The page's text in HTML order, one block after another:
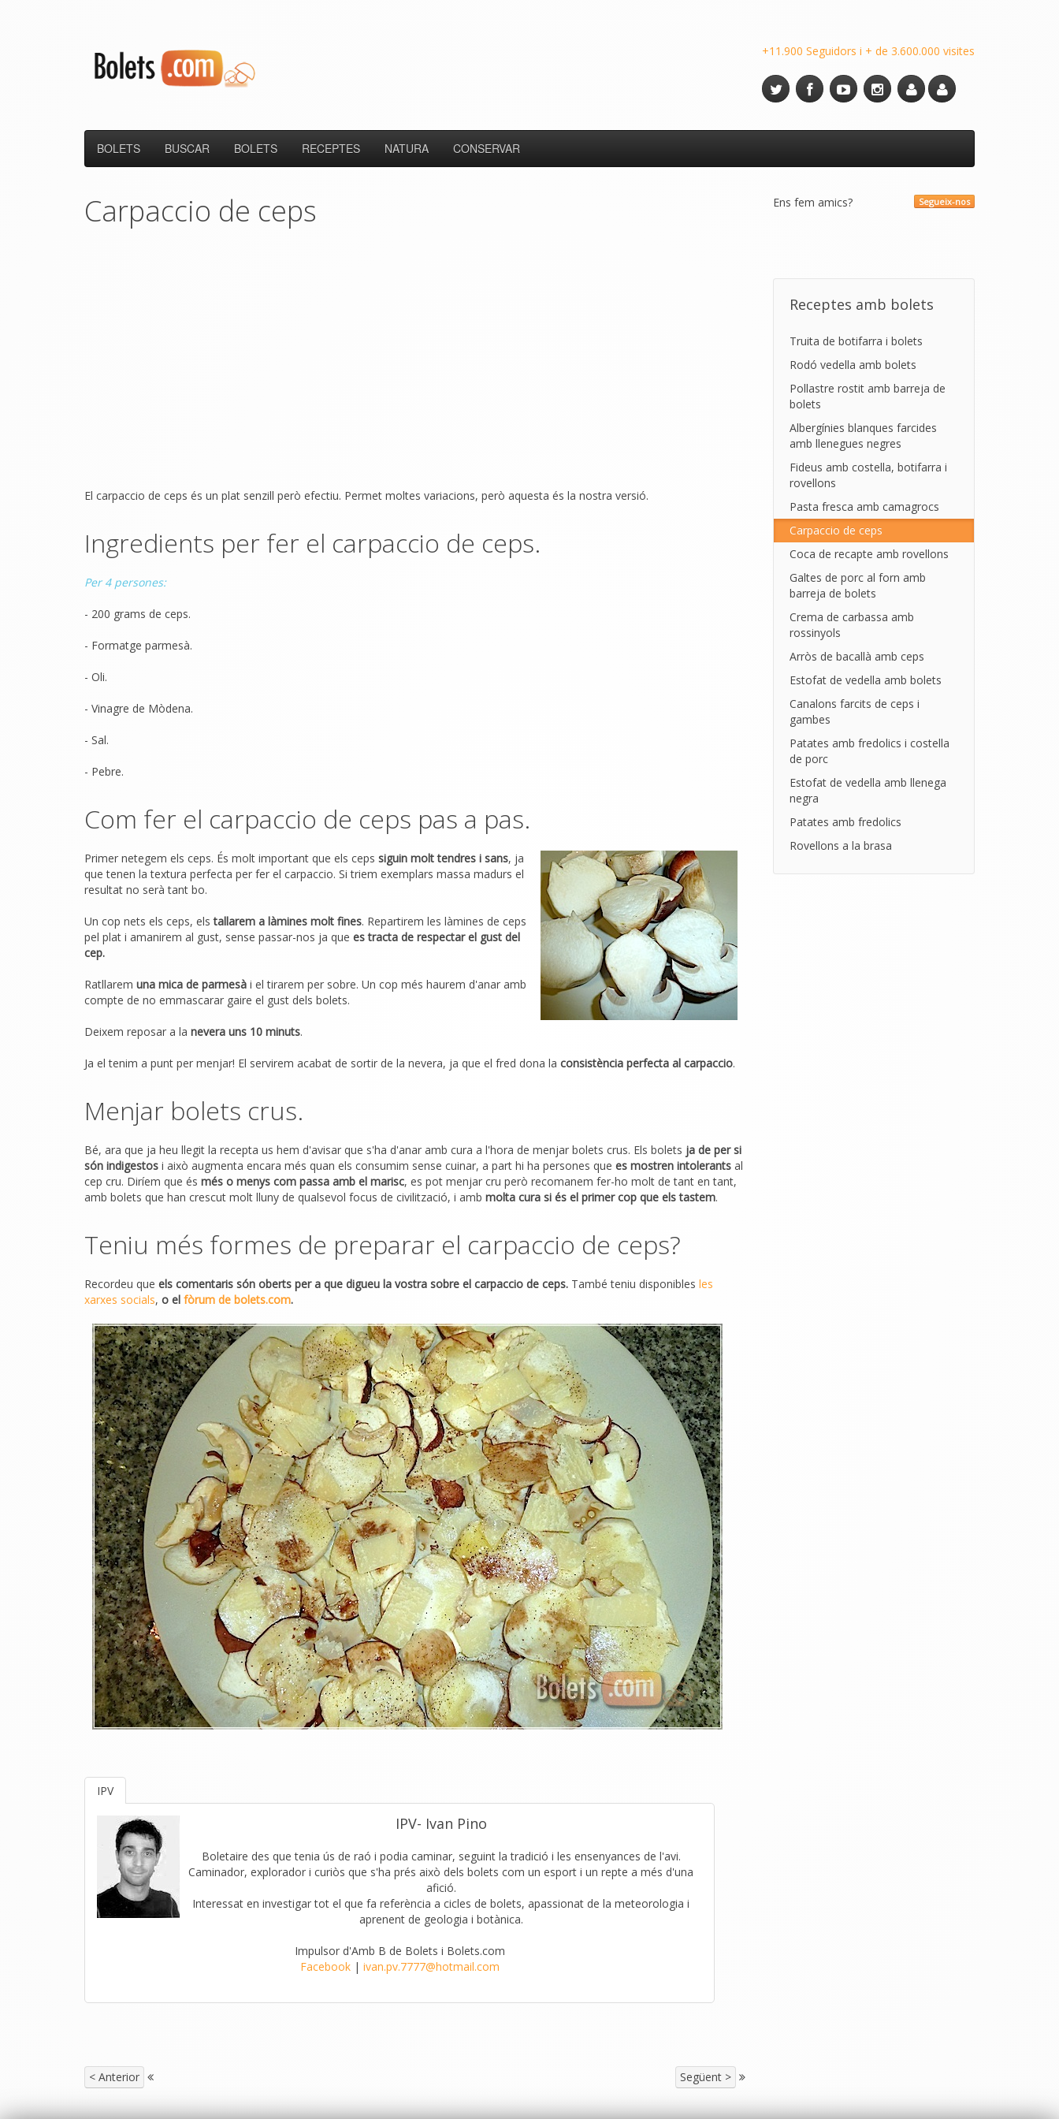
+11.900 Seguidors i + de 3.600.000 visites
BOLETS BUSCAR BOLETS RECEPTES NATURA CONSERVAR
Carpaccio de ceps
El carpaccio de ceps és un plat senzill però efectiu. Permet moltes variacions, però aquesta és la nostra versió.
Ingredients per fer el carpaccio de ceps.
Per 4 persones:
- 200 grams de ceps.
- Formatge parmesà.
- Oli.
- Vinagre de Mòdena.
- Sal.
- Pebre.
Com fer el carpaccio de ceps pas a pas.
Primer netegem els ceps. És molt important que els ceps siguin molt tendres i sans, ja
que tenen la textura perfecta per fer el carpaccio. Si triem exemplars massa madurs el
resultat no serà tant bo.
Un cop nets els ceps, elstallarem a làmines molt fines. Repartirem les làmines de ceps
pel plat i amanirem al gust, sense passar-nos ja que es tracta de respectar el gust del
cep.
Ratllarem una mica de parmesà i el tirarem per sobre. Un cop més haurem d'anar amb
compte de no emmascarar gaire el gust dels bolets.
Deixem reposar a la nevera uns 10 minuts.
Ja el tenim a punt per menjar! El servirem acabat de sortir de la nevera, ja que el fred dona la consistència perfecta al carpaccio.
Menjar bolets crus.
Bé, ara que ja heu llegit la recepta us hem d'avisar que s'ha d'anar amb cura a l'hora de menjar bolets crus. Els bolets ja de per si
són indigestos i això augmenta encara més quan els consumim sense cuinar, a part hi ha persones que es mostren intolerants al
cep cru. Diríem que és més o menys com passa amb el marisc, es pot menjar cru però recomanem fer-ho molt de tant en tant,
amb bolets que han crescut molt lluny de qualsevol focus de civilització, i amb molta cura si és el primer cop que els tastem.
Teniu més formes de preparar el carpaccio de ceps?
Recordeu que els comentaris són oberts per a que digueu la vostra sobre el carpaccio de ceps. També teniu disponibles les
xarxes socials, o el fòrum de bolets.com.
IPV
IPV- Ivan Pino
Boletaire des que tenia ús de raó i podia caminar, seguint la tradició i les ensenyances de l'avi.
Caminador, explorador i curiòs que s'ha prés això dels bolets com un esport i un repte a més d'una
afició.
Interessat en investigar tot el que fa referència a cicles de bolets, apassionat de la meteorologia i
aprenent de geologia i botànica.
Impulsor d'Amb B de Bolets i Bolets.com
Facebook| ivan.pv.7777@hotmail.com
< Anterior Següent >
Segueix-nos
Ens fem amics?
Receptes amb bolets
Truita de botifarra i bolets
Rodó vedella amb bolets
Pollastre rostit amb barreja de
bolets
Albergínies blanques farcides
amb llenegues negres
Fideus amb costella, botifarra i
rovellons
Pasta fresca amb camagrocs
Carpaccio de ceps
Coca de recapte amb rovellons
Galtes de porc al forn amb
barreja de bolets
Crema de carbassa amb
rossinyols
Arròs de bacallà amb ceps
Estofat de vedella amb bolets
Canalons farcits de ceps i
gambes
Patates amb fredolics i costella
de porc
Estofat de vedella amb llenega
negra
Patates amb fredolics
Rovellons a la brasa